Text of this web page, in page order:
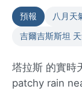
預報 八月天
吉爾吉斯斯坦
塔拉斯 的實時
patchy rain